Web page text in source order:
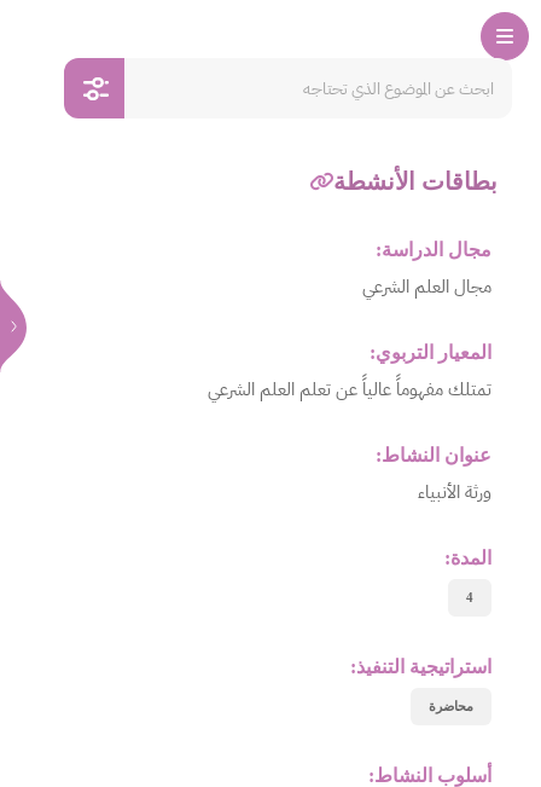
بطاقات الأنشطة
مجال الدراسة:
مجال العلم الشرعي
المعيار التربوي:
تمتلك مفهوماً عالياً عن تعلم العلم الشرعي
عنوان النشاط:
ورثة الأنبياء
المدة:
4
استراتيجية التنفيذ:
محاضرة
أسلوب النشاط: